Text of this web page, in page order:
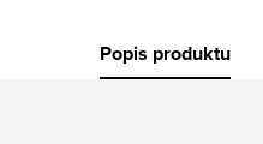
Popis produktu